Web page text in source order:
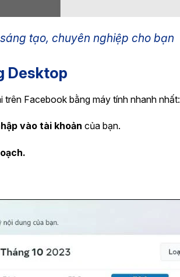
tạo, chuyên nghiệp cho bạn
Desktop
Facebook bằng máy tính nhanh nhất:
vào tài khoản của bạn.